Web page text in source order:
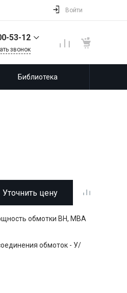
Войти
53-12
звонок
Библиотека
Уточнить цену
обмотки ВН, МВА
обмоток - У/